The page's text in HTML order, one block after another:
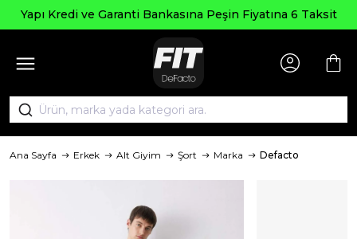
Yapı Kredi ve Garanti Bankasına Peşin Fiyatına 6 Taksit
Ana Sayfa Erkek Alt Giyim Şort Marka Defacto